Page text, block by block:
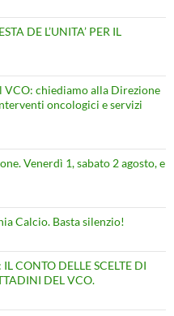
DE L’UNITA’ PER IL
VCO: chiediamo alla Direzione
oncologici e servizi
Venerdì 1, sabato 2 agosto, e
Calcio. Basta silenzio!
CONTO DELLE SCELTE DI
DEL VCO.